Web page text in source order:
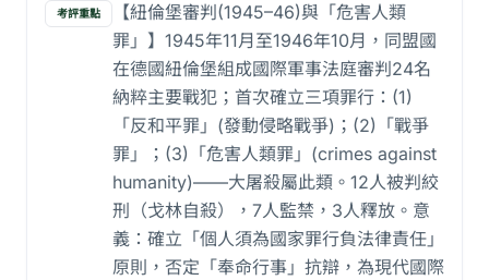
考評重點
【紐倫堡審判(1945–46)與「危害人類
罪」】1945年11月至1946年10月，同盟國
在德國紐倫堡組成國際軍事法庭審判24名
納粹主要戰犯；首次確立三項罪行：(1)
「反和平罪」(發動侵略戰爭)；(2)「戰爭
罪」；(3)「危害人類罪」(crimes against
humanity)——大屠殺屬此類。12人被判絞
刑（戈林自殺），7人監禁，3人釋放。意
義：確立「個人須為國家罪行負法律責任」
原則，否定「奉命行事」抗辯，為現代國際